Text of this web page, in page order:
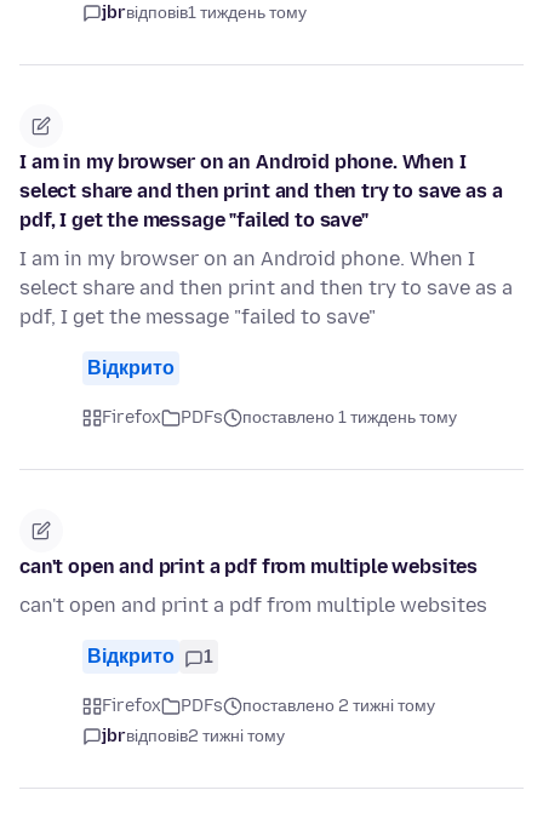
jbrвідповів1 тиждень тому
I am in my browser on an Android phone. When I
select share and then print and then try to save as a
pdf, I get the message "failed to save"
I am in my browser on an Android phone. When I
select share and then print and then try to save as a
pdf, I get the message "failed to save"
Відкрито
Firefox PDFs поставлено 1 тиждень тому
can't open and print a pdf from multiple websites
can't open and print a pdf from multiple websites
Відкрито 1
Firefox PDFs
поставлено 2 тижні тому
jbrвідповів2 тижні тому